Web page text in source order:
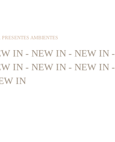
PRESENTES AMBIENTES
IN - NEW IN - NEW IN -
IN - NEW IN - NEW IN -
IN